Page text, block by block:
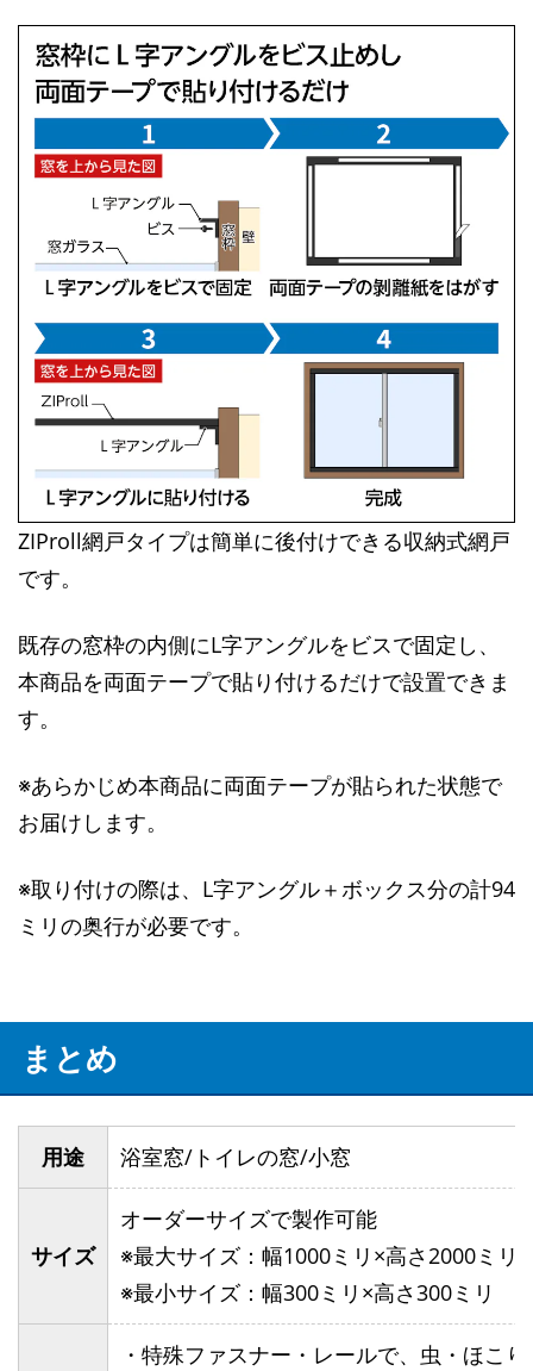
ZIProll網戸タイプは簡単に後付けできる収納式網戸
です。
既存の窓枠の内側にL字アングルをビスで固定し、
本商品を両面テープで貼り付けるだけで設置できま
す。
※あらかじめ本商品に両面テープが貼られた状態で
お届けします。
※取り付けの際は、L字アングル＋ボックス分の計94
ミリの奥行が必要です。
まとめ
用途 浴室窓/トイレの窓/小窓
サイズ
オーダーサイズで製作可能
※最大サイズ：幅1000ミリ×高さ2000ミリ
※最小サイズ：幅300ミリ×高さ300ミリ
・特殊ファスナー・レールで、虫・ほこ